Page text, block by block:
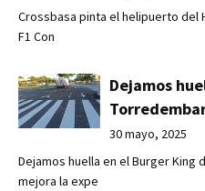
Crossbasa pinta el helipuerto del
F1 Con
Dejamos
30 mayo, 2025
Dejamos huella en el Burger King
mejora la expe